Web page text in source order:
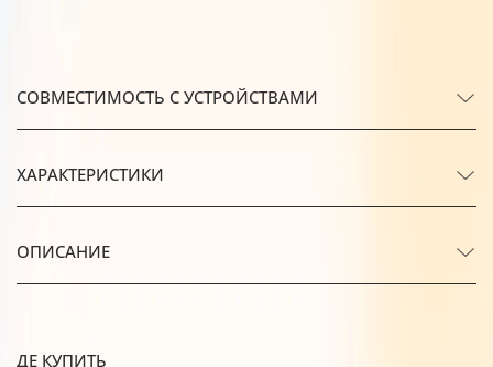
СОВМЕСТИМОСТЬ С УСТРОЙСТВАМИ
ХАРАКТЕРИСТИКИ
ОПИСАНИЕ
ДЕ КУПИТЬ